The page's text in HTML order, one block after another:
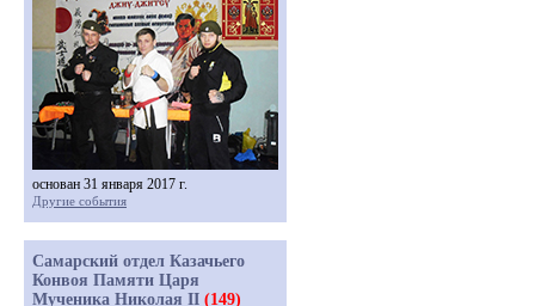
основан 31 января 2017 г.
Другие события
Самарский отдел Казачьего
Конвоя Памяти Царя
Мученика Николая II (149)